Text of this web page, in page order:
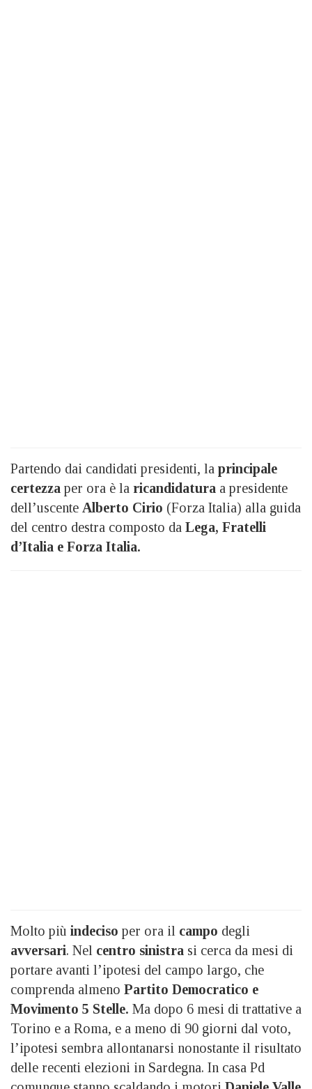
Partendo dai candidati presidenti, la principale
certezza per ora è la ricandidatura a presidente
dell’uscente Alberto Cirio (Forza Italia) alla guida
del centro destra composto da Lega, Fratelli
d’Italia e Forza Italia.
Molto più indeciso per ora il campo degli
avversari. Nel centro sinistra si cerca da mesi di
portare avanti l’ipotesi del campo largo, che
comprenda almeno Partito Democratico e
Movimento 5 Stelle. Ma dopo 6 mesi di trattative a
Torino e a Roma, e a meno di 90 giorni dal voto,
l’ipotesi sembra allontanarsi nonostante il risultato
delle recenti elezioni in Sardegna. In casa Pd